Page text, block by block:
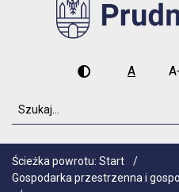
Wysoki kontrast
A
Szukaj
Ścieżka powrotu: Start
/
Gospodarka przestrzenna i